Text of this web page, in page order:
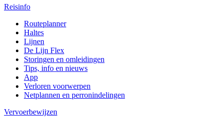
Reisinfo
Routeplanner
Haltes
Lijnen
De Lijn Flex
Storingen en omleidingen
Tips, info en nieuws
App
Verloren voorwerpen
Netplannen en perronindelingen
Vervoerbewijzen